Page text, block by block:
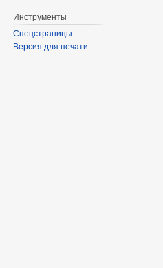
Инструменты
Спецстраницы
Версия для печати